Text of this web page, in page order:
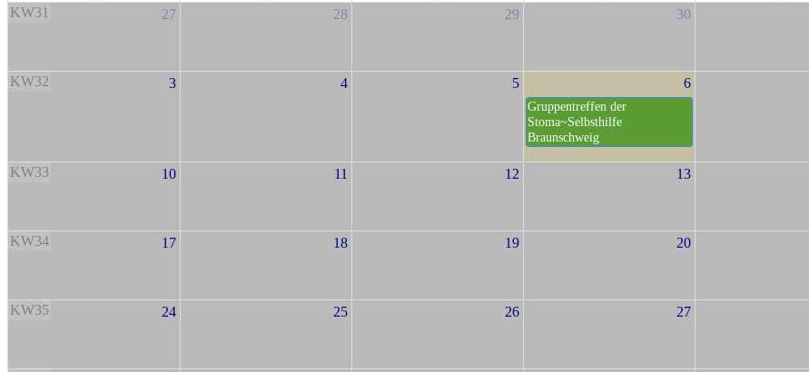
KW31
27 28 29 30
KW32 3 4 5 6
Gruppentreffen der
Stoma~Selbsthilfe
Braunschweig
KW33 10 11 12 13
KW34 17 18 19 20
KW35 24 25 26 27